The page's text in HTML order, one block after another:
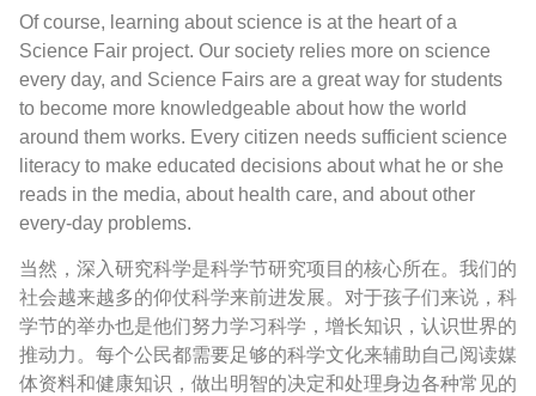
Of course, learning about science is at the heart of a
Science Fair project. Our society relies more on science
every day, and Science Fairs are a great way for students
to become more knowledgeable about how the world
around them works. Every citizen needs sufficient science
literacy to make educated decisions about what he or she
reads in the media, about health care, and about other
every-day problems.
当然，深入研究科学是科学节研究项目的核心所在。我们的
社会越来越多的仰仗科学来前进发展。对于孩子们来说，科
学节的举办也是他们努力学习科学，增长知识，认识世界的
推动力。每个公民都需要足够的科学文化来辅助自己阅读媒
体资料和健康知识，做出明智的决定和处理身边各种常见的